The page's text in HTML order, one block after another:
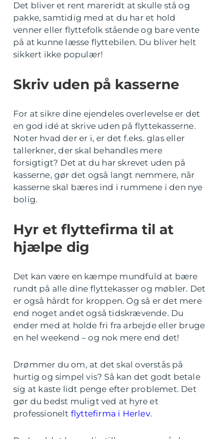
Det bliver et rent mareridt at skulle stå og
pakke, samtidig med at du har et hold
venner eller flyttefolk stående og bare vente
på at kunne læsse flyttebilen. Du bliver helt
sikkert ikke populær!
Skriv uden på kasserne
For at sikre dine ejendeles overlevelse er det
en god idé at skrive uden på flyttekasserne.
Noter hvad der er i, er det f.eks. glas eller
tallerkner, der skal behandles mere
forsigtigt? Det at du har skrevet uden på
kasserne, gør det også langt nemmere, når
kasserne skal bæres ind i rummene i den nye
bolig.
Hyr et flyttefirma til at
hjælpe dig
Det kan være en kæmpe mundfuld at bære
rundt på alle dine flyttekasser og møbler. Det
er også hårdt for kroppen. Og så er det mere
end noget andet også tidskrævende. Du
ender med at holde fri fra arbejde eller bruge
en hel weekend – og nok mere end det!
Drømmer du om, at det skal overstås på
hurtig og simpel vis? Så kan det godt betale
sig at kaste lidt penge efter problemet. Det
gør du bedst muligt ved at hyre et
professionelt flyttefirma i Herlev.